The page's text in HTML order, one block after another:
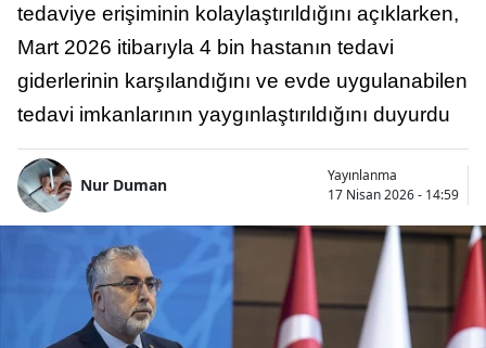
tedaviye erişiminin kolaylaştırıldığını açıklarken,
Mart 2026 itibarıyla 4 bin hastanın tedavi
giderlerinin karşılandığını ve evde uygulanabilen
tedavi imkanlarının yaygınlaştırıldığını duyurdu
Nur Duman
Yayınlanma
17 Nisan 2026 - 14:59